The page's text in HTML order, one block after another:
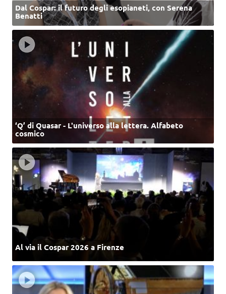
Dal Cospar: il futuro degli esopianeti, con Serena
Benatti
‘Q’ di Quasar - L'universo alla lettera. Alfabeto
cosmico
Al via il Cospar 2026 a Firenze